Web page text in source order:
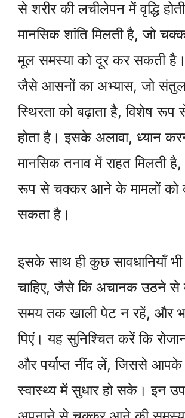
से शरीर की लचीलेपन में वृद्धि
मानसिक शांति मिलती है, जो
मूल समस्या को दूर कर सकती
जैसे आसनों का अभ्यास, जो
स्थिरता को बढ़ाता है, विशेष रूप
होता है। इसके अलावा, ध्यान
मानसिक तनाव में राहत मिलती
रूप से चक्कर आने के मामलों को
सकता है।
इसके साथ ही कुछ सावधानियाँ भी
चाहिए, जैसे कि अचानक उठने
समय तक खाली पेट न रहें, और
पिएं। यह सुनिश्चित करें कि
और पर्याप्त नींद लें, जिससे आपके
स्वास्थ्य में सुधार हो सके। इन